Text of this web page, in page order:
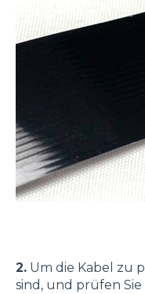
2.Um die Kabel zu
sind, und prüfen